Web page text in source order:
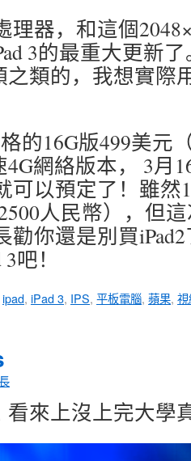
理器，和這個
3的最重大更新
之類的，我想實際
的16G版499美元
網絡版本， 3月
可以預定了！雖然
人民幣），但
勸你還是別買
吧！
ipad, iPad 3, IPS, 平板電腦, 蘋果,
看來上沒上完大學